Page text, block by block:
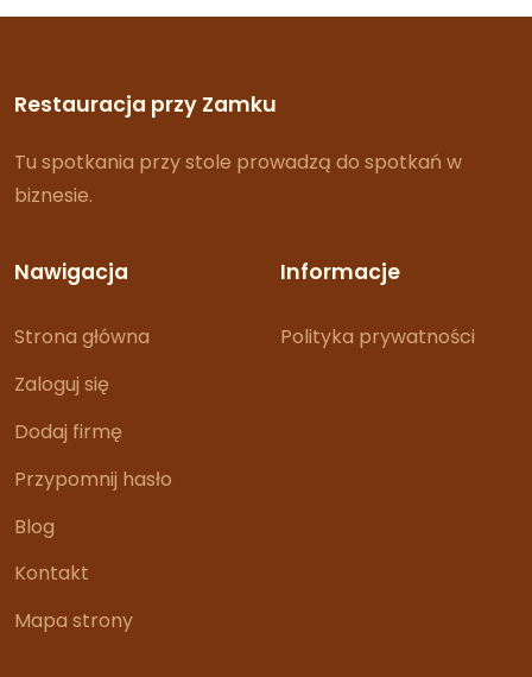
Restauracja przy Zamku
Tu spotkania przy stole prowadzą do spotkań w
biznesie.
Nawigacja
Strona główna
Zaloguj się
Dodaj firmę
Przypomnij hasło
Blog
Kontakt
Mapa strony
Informacje
Polityka prywatności